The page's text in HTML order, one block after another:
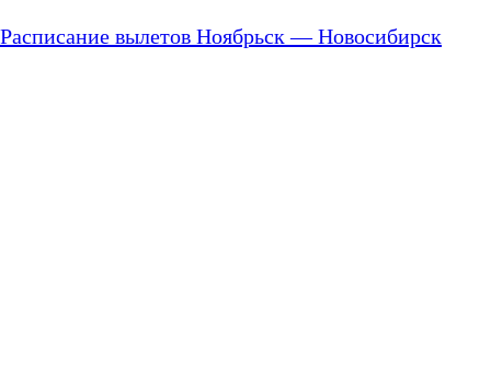
Расписание вылетов Ноябрьск — Новосибирск